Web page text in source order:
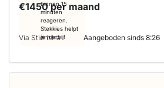
binnen 15
minuten
reageren.
Stekkies helpt
je hierbij!
€1450 per maand
Via Stienstra Aangeboden sinds 8:26